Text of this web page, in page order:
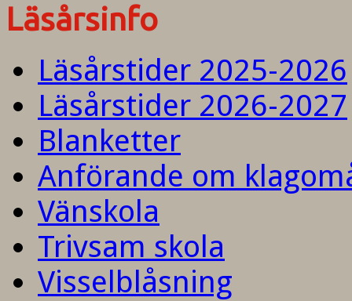
Läsårsinfo
Läsårstider 2025-2026
Läsårstider 2026-2027
Blanketter
Anförande om
Vänskola
Trivsam skola
Visselblåsning